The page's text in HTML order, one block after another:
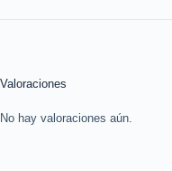
Valoraciones
No hay valoraciones aún.